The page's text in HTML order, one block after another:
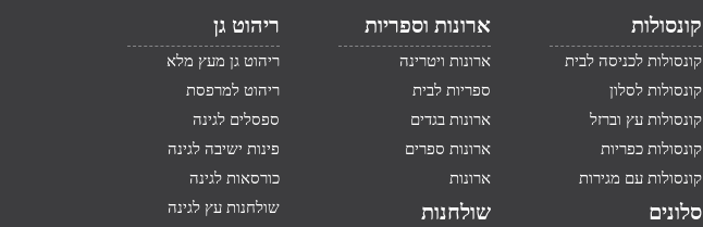
קונסולות
קונסולות לכניסה לבית
קונסולות לסלון
קונסולות עץ וברזל
קונסולות כפריות
קונסולות עם מגירות
סלונים
ארונות וספריות
ארונות ויטרינה
ספריות לבית
ארונות בגדים
ארונות ספרים
ארונות
שולחנות
ריהוט גן
ריהוט גן מעץ מלא
ריהוט למרפסת
ספסלים לגינה
פינות ישיבה לגינה
כורסאות לגינה
שולחנות עץ לגינה